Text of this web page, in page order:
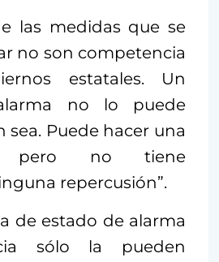
las medidas que se
no son competencia
estatales. Un
no lo puede
sea. Puede hacer una
pero no tiene
repercusión”.
de estado de alarma
sólo la pueden